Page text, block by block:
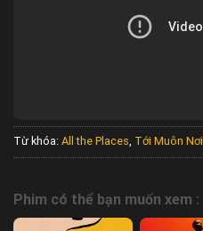
Từ khóa: All the Places, Tới Muôn Nơi
Phim có thể bạn muốn xem :